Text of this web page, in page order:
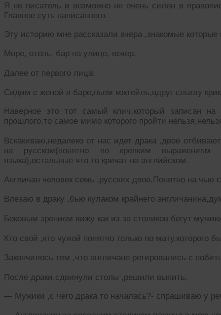
Я не писатель и возможно не очень силен в
Главное суть написанного.
Эту историю мне рассказали вчера ,знакомые
Море, отель, бар на улице, вечер.
Далее от первого лица:
Сидим с женой в баре,пьем коктейль,вдруг слышу
Наверное это тот самый клич,который записан
прошлого,то самое мимо которого пройти
Вскакиваю,недалеко от нас идет драка ,двое
на русском(понятно по крепким выражениям
языка),остальные что то кричат на английском.
Англичан человек семь ,русских двое.Понятно на чью
Влезаю в драку ,бью кулаком крайнего
Боковым зрением вижу как из за столиков бегут
Кто свой ,кто чужой понятно только по мату,которого
Закончилось тем ,что англичане ретировались с
После драки,сдвинули столы ,решили выпить.
— Мужики ,с чего драка то началась?- спрашиваю у